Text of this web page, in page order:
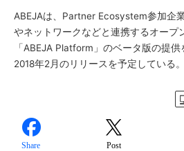
ABEJAは、Partner Ecosystem参加企
やネットワークなどと連携するオープ
「ABEJA Platform」のベータ版の提
2018年2月のリリースを予定している。
Share Post